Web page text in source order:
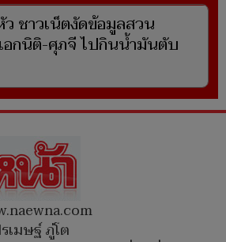
ชาวเน็ตงัดข้อมูลสวน
อกนิติ-ศุภจี ไปกินน้ำมันตับ
เมษฐ์ ภู่โต